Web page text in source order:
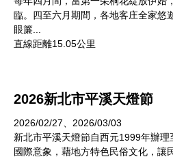
臨。四至六月期間，各地客庄全家悠
眼簾...
直線距離15.05公里
2026新北市平溪天燈節
2026/02/27、2026/03/03
新北市平溪天燈節自西元1999年辦
國際意象，藉地方特色民俗文化，讓